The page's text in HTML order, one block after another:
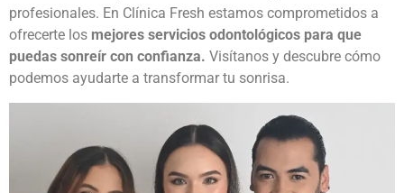
profesionales. En Clínica Fresh estamos comprometidos a
ofrecerte los mejores servicios odontológicos para que
puedas sonreír con confianza. Visítanos y descubre cómo
podemos ayudarte a transformar tu sonrisa.